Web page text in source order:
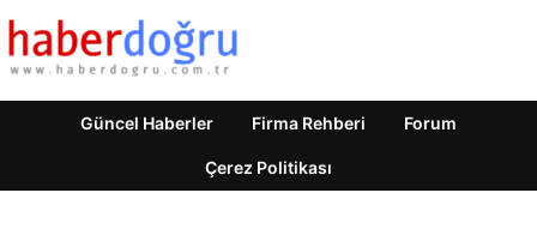
Güncel Haberler Firma Rehberi Forum
Çerez Politikası